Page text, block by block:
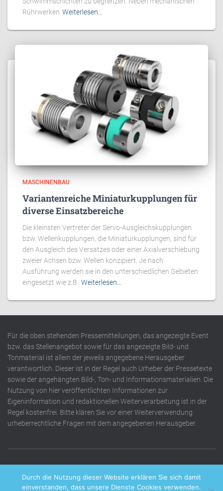
Rührwerken Weiterlesen…
MASCHINENBAU
Variantenreiche Miniaturkupplungen für
diverse Einsatzbereiche
Die kleinsten Vertreter der Servo-Ausgleichskupplungen
bzw. Wellenkupplungen, die Miniaturkupplungen, sind für
den Ausgleich des Versatzes oder einer Axialverschiebung
zweier Achsen bzw. Wellen konzipiert. Je nach
Ausführung werden sie in den unterschiedlichen Gebieten
eingesetzt wie z.B. Weiterlesen…
Für die oben stehenden Pressemitteilungen, das angezeigte Event
bzw. das Stellenangebot sowie für das angezeigte Bild- und
Tonmaterial ist allein der jeweils angegebene Herausgeber
verantwortlich. Dieser ist in der Regel auch Urheber der Pressetexte
sowie der angehängten Bild-, Ton- und Informationsmaterialien. Die
Nutzung von hier veröffentlichten Informationen zur
Eigeninformation und redaktionellen Weiterverarbeitung ist in der
Regel kostenfrei. Bitte klären Sie vor einer Weiterverwendung
urheberrechtliche Fragen mit dem angegebenen Herausgeber.
Durch die Nutzung dieser Website erklären Sie sich damit
einverstanden, dass unsere Dienste Cookies verwenden.